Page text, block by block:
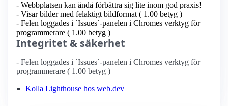
- Webbplatsen kan ändå förbättra sig lite inom god praxis!
- Visar bilder med felaktigt bildformat ( 1.00 betyg )
- Felen loggades i `Issues`-panelen i Chromes verktyg för
programmerare ( 1.00 betyg )
Integritet & säkerhet
- Felen loggades i `Issues`-panelen i Chromes verktyg för
programmerare ( 1.00 betyg )
Kolla Lighthouse hos web.dev